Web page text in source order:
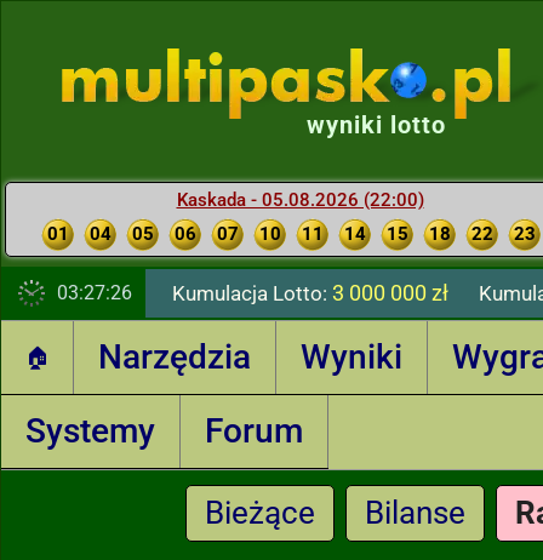
wyniki lotto
Kaskada - 05.08.2026 (22:00)
01
04 05 06 07 10 11 14 15 18 22 23
03:27:27 Kumulacja Lotto: 3 000 000 zł
🏠 Narzędzia Wyniki
Systemy
Forum
Bieżące Bilanse